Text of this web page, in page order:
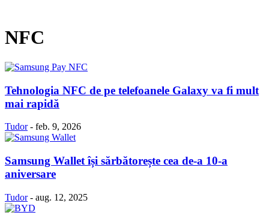
NFC
Tehnologia NFC de pe telefoanele Galaxy va fi mult
mai rapidă
Tudor - feb. 9, 2026
Samsung Wallet își sărbătorește cea de-a 10-a
aniversare
Tudor - aug. 12, 2025